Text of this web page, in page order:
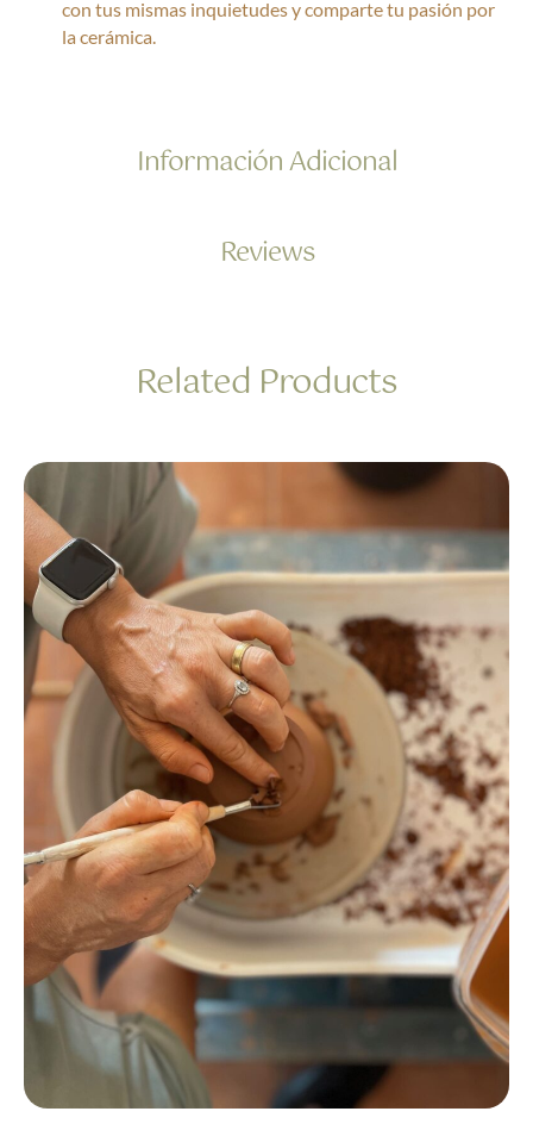
con tus mismas inquietudes y comparte tu pasión por
la cerámica.
Información Adicional
Reviews
Related Products